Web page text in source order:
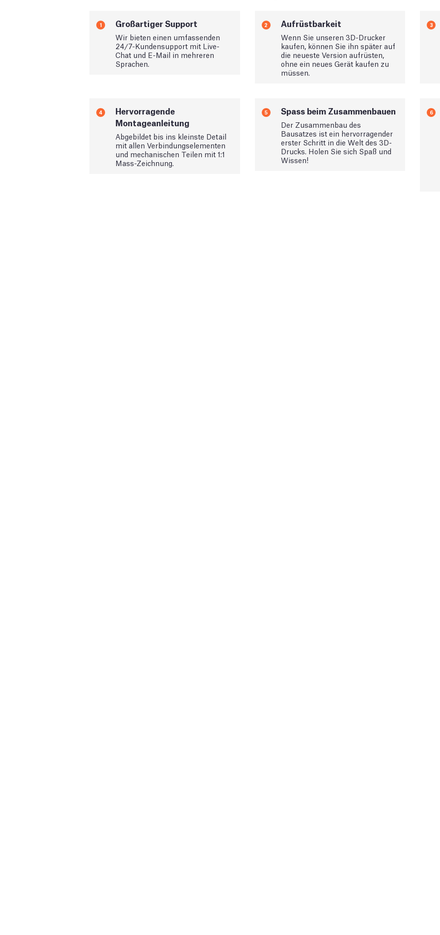
1 Großartiger Support
Wir bieten einen umfassenden
24/7-Kundensupport mit Live-
Chat und E-Mail in mehreren
Sprachen.
2 Aufrüstbarkeit
Wenn Sie unseren 3D-Drucker
kaufen, können Sie ihn später auf
die neueste Version aufrüsten,
ohne ein neues Gerät kaufen zu
müssen.
3
4
Hervorragende
Montageanleitung
Abgebildet bis ins kleinste Detail
mit allen Verbindungselementen
und mechanischen Teilen mit 1:1
Mass-Zeichnung.
5 Spass beim Zusammenbauen
Der Zusammenbau des
Bausatzes ist ein hervorragender
erster Schritt in die Welt des 3D-
Drucks. Holen Sie sich Spaß und
Wissen!
6